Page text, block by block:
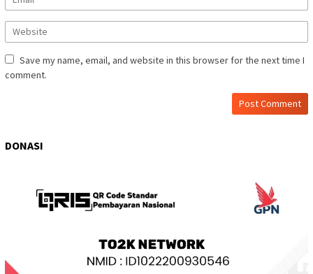
Save my name, email, and website in this browser for the next time I
comment.
DONASI